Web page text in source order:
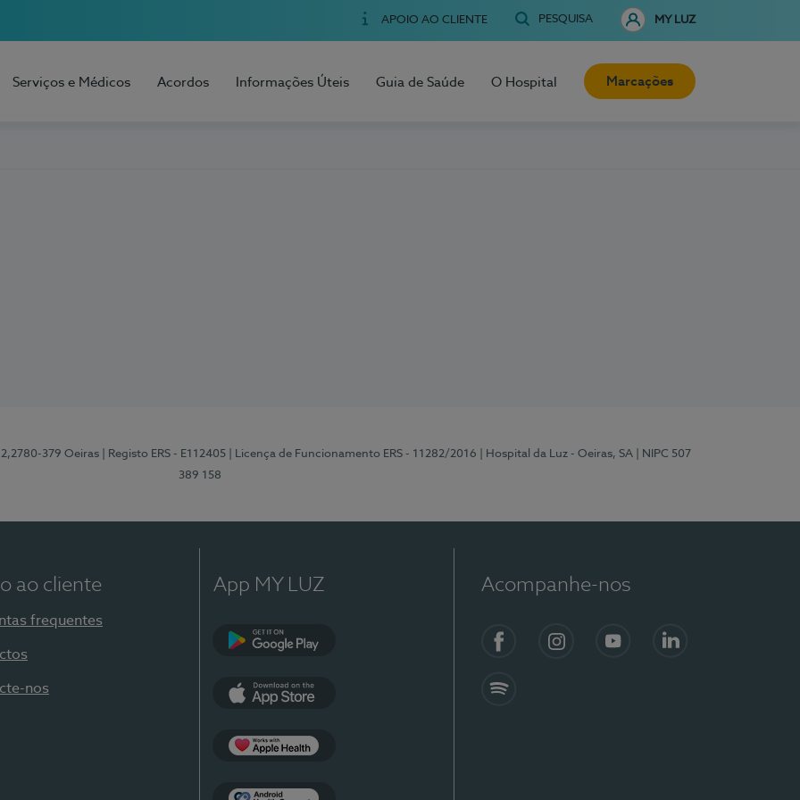
APOIO AO CLIENTE PESQUISA MY LUZ
Serviços e Médicos Acordos Informações Úteis Guia de Saúde O Hospital Marcações
379 Oeiras | Registo ERS - E112405 | Licença de Funcionamento ERS - 11282/2016 | Hospital da Luz - Oeiras, SA
| NIPC 507
389 158
ao cliente
frequentes
nos
App MY LUZ Acompanhe-nos